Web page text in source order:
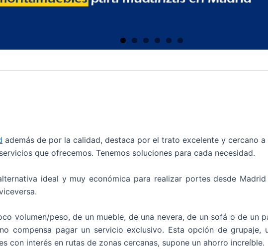
además de por la calidad, destaca por el trato excelente y cercano a
que ofrecemos. Tenemos soluciones para cada necesidad.
ideal y muy económica para realizar portes desde
volumen/peso, de un mueble, de una nevera, de un sofá o de un
compensa pagar un servicio exclusivo. Esta opción de grupaje,
con interés en rutas de zonas cercanas, supone un ahorro increíble.